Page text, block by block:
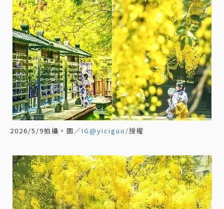
2026/5/9拍攝。圖／IG@yiciguo/授權